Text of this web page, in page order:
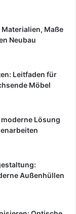
Maße
Neubau
Leitfaden für
Möbel
Lösung
Außenhüllen